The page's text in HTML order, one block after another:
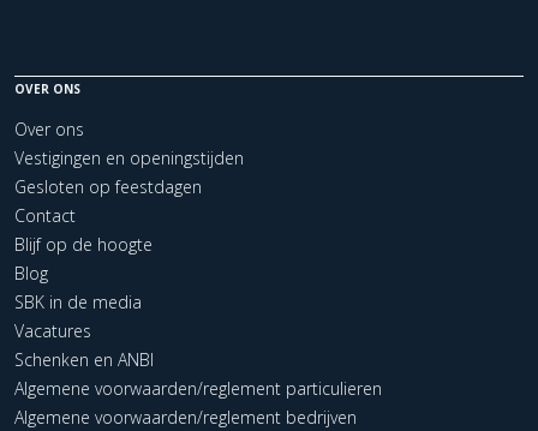
OVER ONS
Over ons
Vestigingen en openingstijden
Gesloten op feestdagen
Contact
Blijf op de hoogte
Blog
SBK in de media
Vacatures
Schenken en ANBI
Algemene voorwaarden/reglement particulieren
Algemene voorwaarden/reglement bedrijven